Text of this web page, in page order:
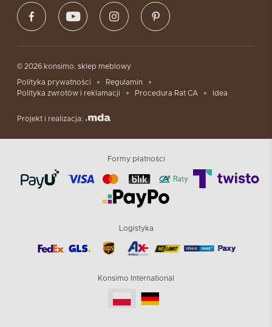
© 2026 konsimo. sklep meblowy
Polityka prywatności
Regulamin
Polityka zwrotów i reklamacji
Procedura Rat CA Idea
Projekt i realizacja:
Formy płatności
Logistyka
Konsimo International